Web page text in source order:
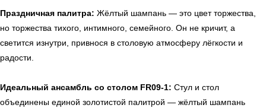
Праздничная палитра: Жёлтый шампань — это цвет торжества,
но торжества тихого, интимного, семейного. Он не кричит, а
светится изнутри, привнося в столовую атмосферу лёгкости и
радости.
Идеальный ансамбль со столом FR09-1: Стул и стол
объединены единой золотистой палитрой — жёлтый шампань